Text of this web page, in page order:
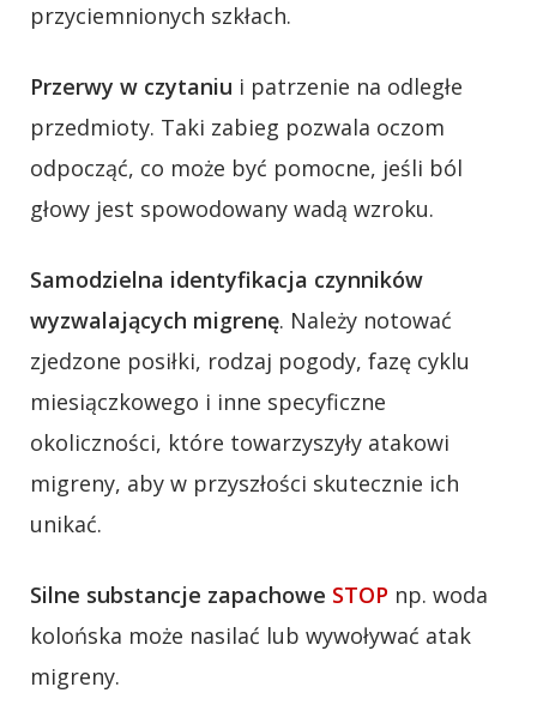
przyciemnionych szkłach.
Przerwy w czytaniu i patrzenie na odległe
przedmioty. Taki zabieg pozwala oczom
odpocząć, co może być pomocne, jeśli ból
głowy jest spowodowany wadą wzroku.
Samodzielna identyfikacja czynników
wyzwalających migrenę. Należy notować
zjedzone posiłki, rodzaj pogody, fazę cyklu
miesiączkowego i inne specyficzne
okoliczności, które towarzyszyły atakowi
migreny, aby w przyszłości skutecznie ich
unikać.
Silne substancje zapachowe STOP np. woda
kolońska może nasilać lub wywoływać atak
migreny.